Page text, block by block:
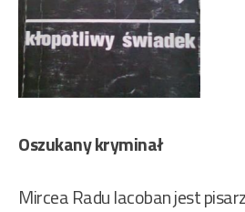
Oszukany kryminał
Mircea Radu Iacoban jest